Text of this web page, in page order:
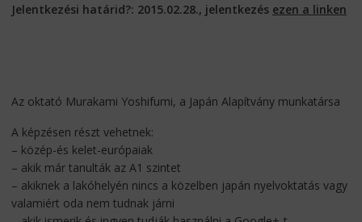
Jelentkezési határid?: 2015.02.28., jelentkezés ezen a linken
Az oktató Murakami Yoshifumi, a Japán Alapítvány munkatársa
A képzésen részt vehetnek:
– közép-és kelet-európaiak
– akik már tanulták az A1 szintet
– akiknek a lakóhelyén nincs a közelben japán nyelvoktatás vagy
valamiért oda nem tudnak járni